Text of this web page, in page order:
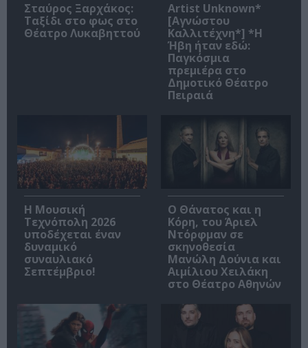
Σταύρος Ξαρχάκος:
Ταξίδι στο φως στο
Θέατρο Λυκαβηττού
Artist Unknown*
[Αγνώστου
Καλλιτέχνη*] *Η
Ήβη ήταν εδώ:
Παγκόσμια
πρεμιέρα στο
Δημοτικό Θέατρο
Πειραιά
Η Μουσική
Τεχνόπολη 2026
υποδέχεται έναν
δυναμικό
συναυλιακό
Σεπτέμβριο!
Ο Θάνατος και η
Κόρη, του Άριελ
Ντόρφμαν σε
σκηνοθεσία
Μανώλη Δούνια και
Αιμίλιου Χειλάκη
στο Θέατρο Αθηνών